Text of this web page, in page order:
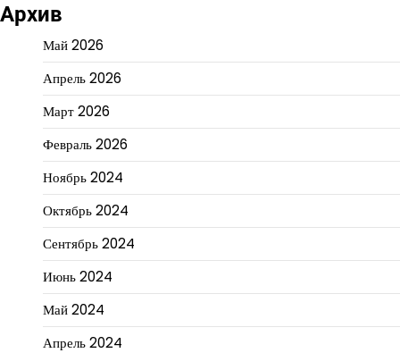
Архив
Май 2026
Апрель 2026
Март 2026
Февраль 2026
Ноябрь 2024
Октябрь 2024
Сентябрь 2024
Июнь 2024
Май 2024
Апрель 2024